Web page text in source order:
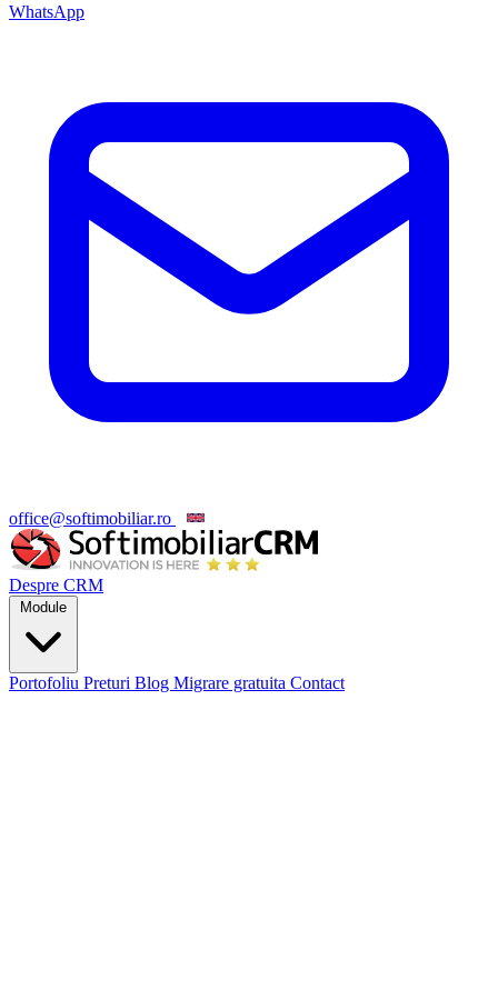
WhatsApp
office@softimobiliar.ro
Despre CRM
Module
Portofoliu Preturi Blog Migrare gratuita Contact